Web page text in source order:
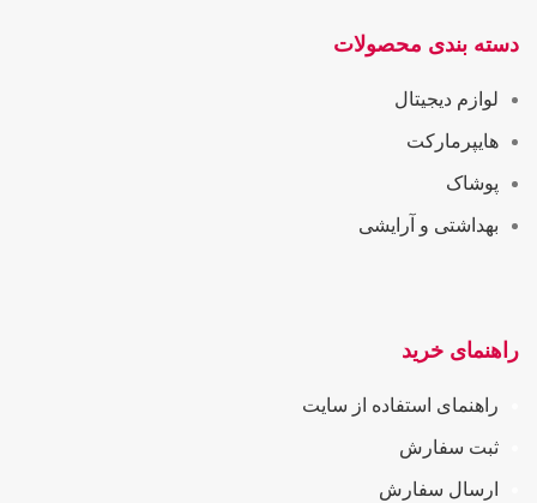
دسته بندی محصولات
لوازم دیجیتال
هایپرمارکت
پوشاک
بهداشتی و آرایشی
راهنمای خرید
راهنمای استفاده از سایت
ثبت سفارش
ارسال سفارش